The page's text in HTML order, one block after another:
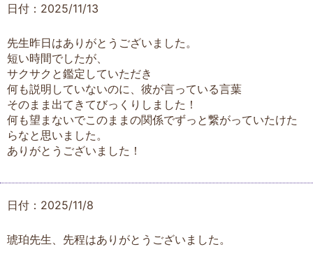
日付：2025/11/13
先生昨日はありがとうございました。
短い時間でしたが、
サクサクと鑑定していただき
何も説明していないのに、彼が言っている言葉
そのまま出てきてびっくりしました！
何も望まないでこのままの関係でずっと繋がっていたけた
らなと思いました。
ありがとうございました！
日付：2025/11/8
琥珀先生、先程はありがとうございました。